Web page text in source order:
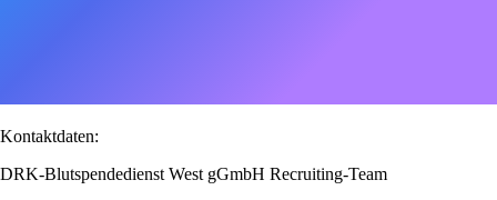
Kontaktdaten:
DRK-Blutspendedienst West gGmbH Recruiting-Team